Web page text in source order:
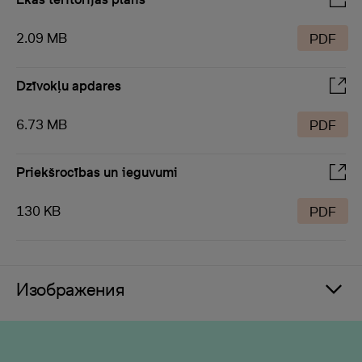
2.09 MB PDF
Dzīvokļu apdares
6.73 MB PDF
Priekšrocības un ieguvumi
130 KB PDF
Изображения